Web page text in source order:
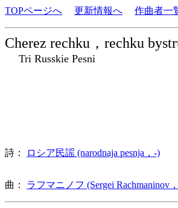
TOPページへ 更新情報へ 作曲者一
Cherez rechku，rechku
Tri Russkie Pesni
詩： ロシア民謡 (narodnaja pesnja，-)
曲： ラフマニノフ (Sergei Rachmaninov